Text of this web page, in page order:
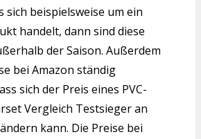
sich beispielsweise um ein
handelt, dann sind diese
der Saison. Außerdem
bei Amazon ständig
sich der Preis eines PVC-
Vergleich Testsieger an
kann. Die Preise bei